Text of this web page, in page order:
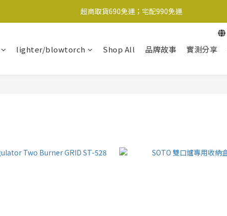
超商取貨690免運；宅配990免運
超商取貨690免運；宅配990免運
超商取貨690免運；宅配990免運
lighter/blowtorch Shop All 品牌故事 實測分享